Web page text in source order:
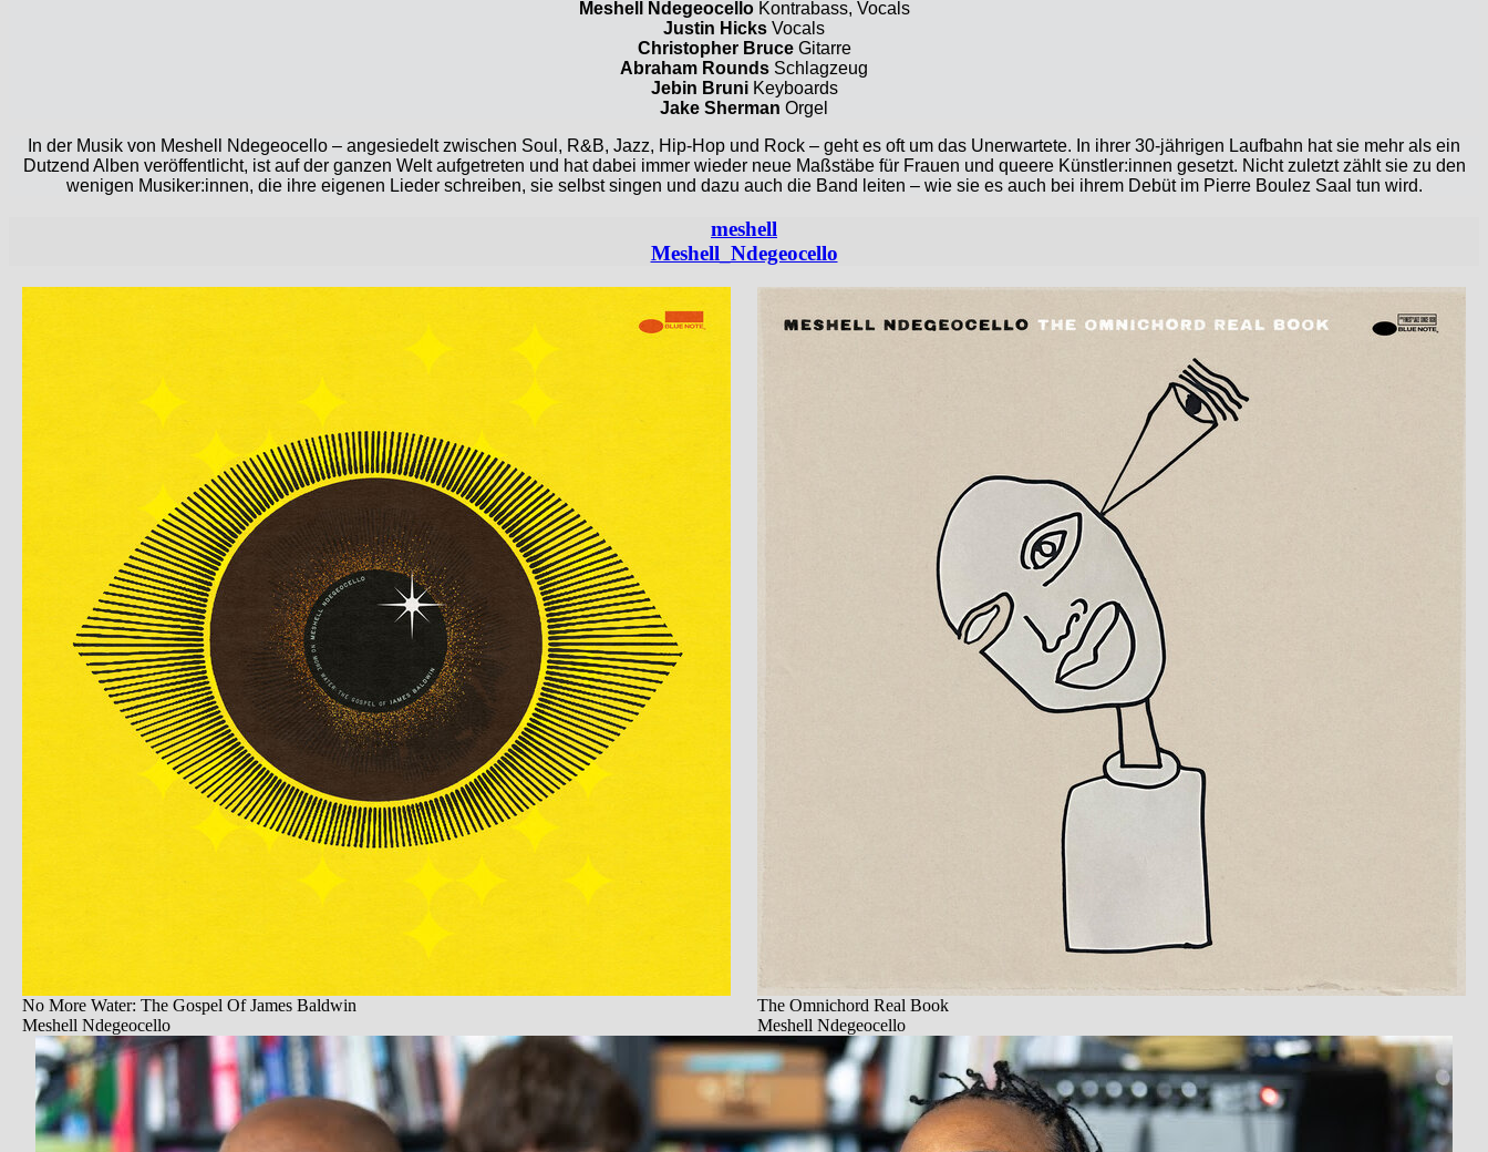
Meshell NdegeocelloKontrabass, Vocals
Justin Hicks Vocals
Christopher BruceGitarre
Abraham Rounds Schlagzeug
Jebin Bruni Keyboards
Jake Sherman Orgel
In der Musik von Meshell Ndegeocello – angesiedelt zwischen Soul, R&B, Jazz, Hip-­Hop und Rock – geht es oft um das Unerwartete. In ihrer 30-jährigen Laufbahn hat sie mehr als ein
Dutzend Alben veröffentlicht, ist auf der ganzen Welt aufgetreten und hat dabei immer wieder neue Maßstäbe für Frauen und queere Künstler:innen gesetzt. Nicht zuletzt zählt sie zu den
wenigen Musiker:innen, die ihre eigenen Lieder schreiben, sie selbst singen und dazu auch die Band leiten – wie sie es auch bei ihrem Debüt im Pierre Boulez Saal tun wird.
meshell
Meshell_Ndegeocello
No More Water: The Gospel Of James Baldwin
Meshell Ndegeocello
The Omnichord Real Book
Meshell Ndegeocello